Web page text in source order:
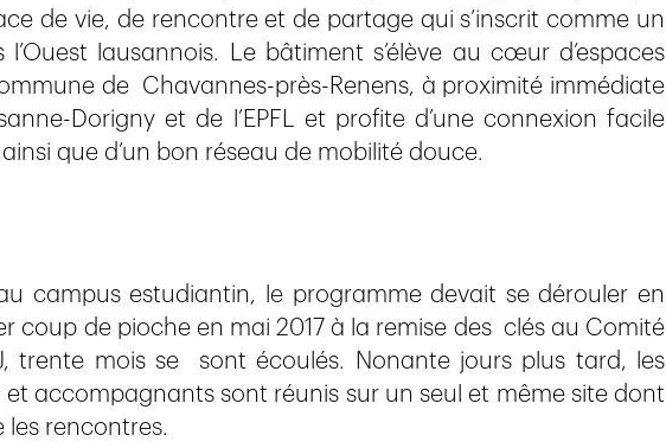
de vie, de rencontre et de partage qui s’inscrit comme un
lausannois. Le bâtiment s’élève au cœur d’espaces
de Chavannes-près-Renens, à proximité immédiate
Dorigny et de l’EPFL et profite d’une connexion facile
que d’un bon réseau de mobilité douce.
campus estudiantin, le programme devait se dérouler en
coup de pioche en mai 2017 à la remise des clés au Comité
trente mois se sont écoulés. Nonante jours plus tard, les
et accompagnants sont réunis sur un seul et même site dont
rencontres.